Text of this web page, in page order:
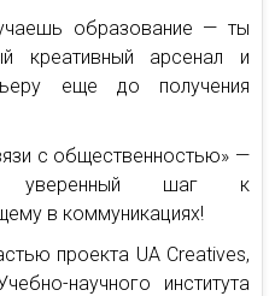
образование — ты
креативный арсенал и
еще до получения
с общественностью» —
уверенный шаг к
в коммуникациях!
проекта UA Creatives,
научного института